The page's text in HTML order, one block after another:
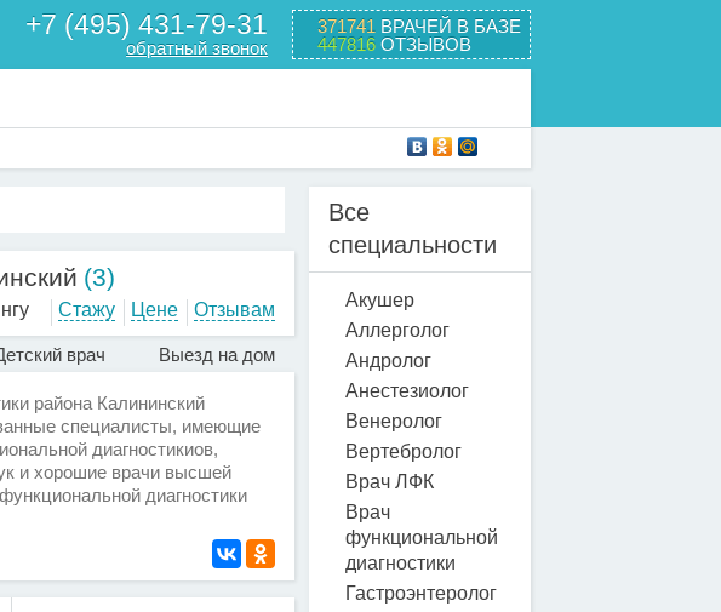
+7 (495) 431-79-31
обратный звонок
371741 ВРАЧЕЙ В БАЗЕ
447816 ОТЗЫВОВ
(3)
Стажу Цене Отзывам
врач Выезд на дом
района Калининский
специалисты, имеющие
диагностикиов,
и хорошие врачи высшей
диагностики
Все
специальности
Акушер
Аллерголог
Андролог
Анестезиолог
Венеролог
Вертебролог
Врач ЛФК
Врач
функциональной
диагностики
Гастроэнтеролог